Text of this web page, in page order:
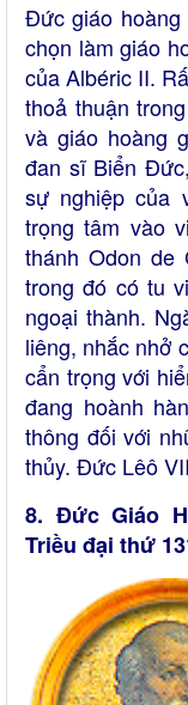
Đức giáo
chọn làm giáo
của Albéric II.
thoả thuận
và giáo hoàng
đan sĩ Biển
sự nghiệp của
trọng tâm vào
thánh Odon de
trong đó có tu
ngoại thành.
liêng, nhắc nhở
cẩn trọng với
đang hoành
thông đối với
thủy. Đức Lêô
8. Đức Giáo
Triều đại thứ